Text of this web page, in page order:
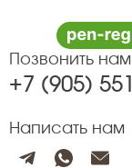
Позвонить нам
+7 (905)
Написать нам